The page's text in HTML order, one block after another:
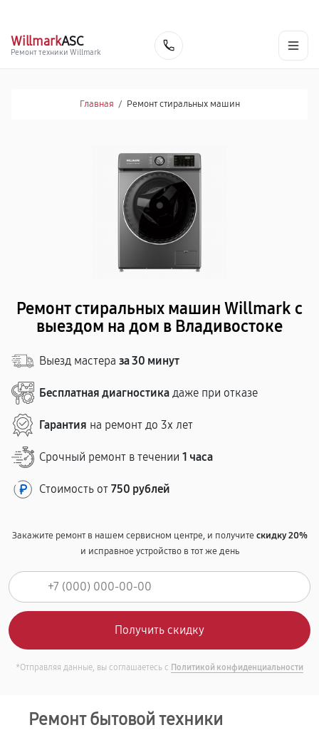
WillmarkASC
Ремонт техники Willmark
Главная / Ремонт стиральных машин
Ремонт стиральных машин Willmark с
выездом на дом в Владивостоке
Выезд мастера за 30 минут
Бесплатная диагностика даже при отказе
Гарантия на ремонт до 3х лет
Срочный ремонт в течении 1 часа
Стоимость от 750 рублей
Закажите ремонт в нашем сервисном центре, и получитескидку 20%
и исправное устройство в тот же день
*Отправляя данные, вы соглашаетесь с Политикой конфиденциальности
Ремонт бытовой техники